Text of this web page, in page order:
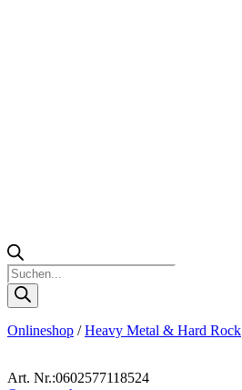
Products
search
Onlineshop /Heavy Metal & Hard Rock
Art. Nr.:0602577118524